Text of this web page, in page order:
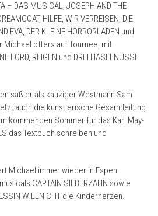
– DAS MUSICAL, JOSEPH AND THE
HILFE, WIR VERREISEN, DIE
EVA, DER KLEINE HORRORLADEN und
Michael öfters auf Tournee, mit
LORD, REIGEN und DREI HASELNÜSSE
saß er als kauziger Westmann Sam
auch die künstlerische Gesamtleitung
kommenden Sommer für das Karl May-
das Textbuch schreiben und
Michael immer wieder in Espen
CAPTAIN SILBERZAHN sowie
WILLNICHT die Kinderherzen.